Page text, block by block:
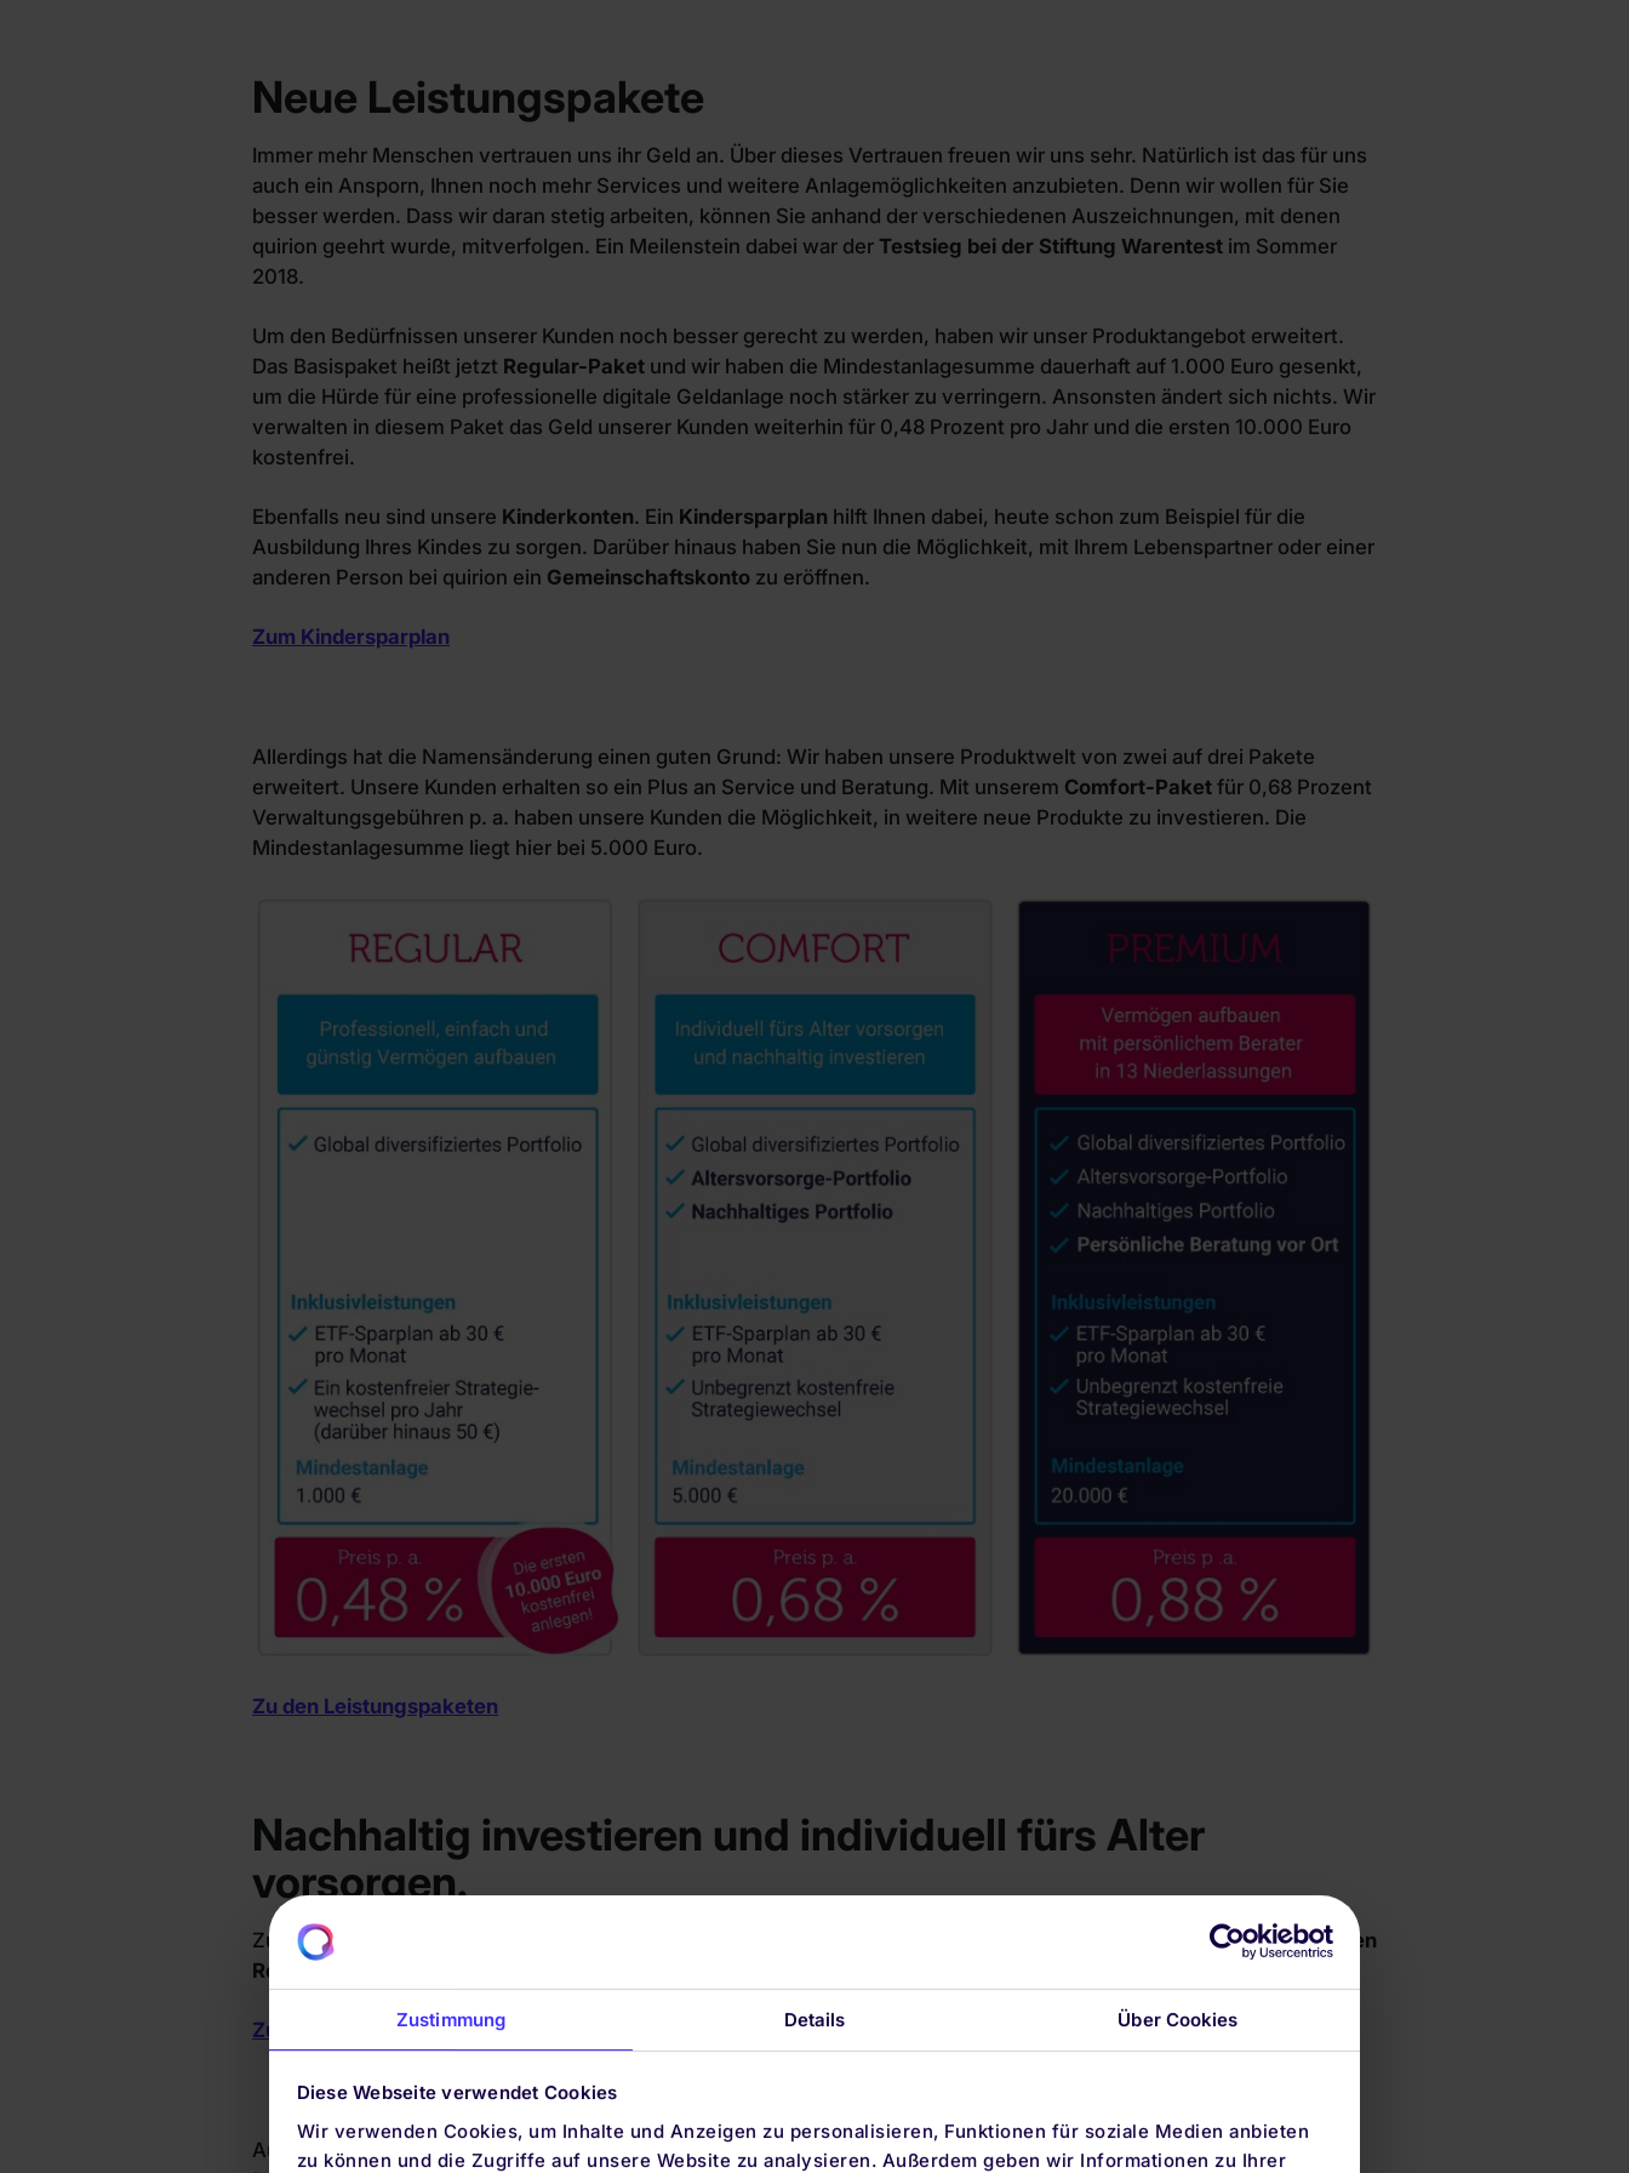
Zustimmung Details Über Cookies
Diese Webseite verwendet Cookies
Wir verwenden Cookies, um Inhalte und Anzeigen zu personalisieren, Funktionen für soziale Medien anbieten
zu können und die Zugriffe auf unsere Website zu analysieren. Außerdem geben wir Informationen zu Ihrer
Neue Leistungspakete
Immer mehr Menschen vertrauen uns ihr Geld an. Über dieses Vertrauen freuen wir uns sehr. Natürlich ist das für uns
auch ein Ansporn, Ihnen noch mehr Services und weitere Anlagemöglichkeiten anzubieten. Denn wir wollen für Sie
besser werden. Dass wir daran stetig arbeiten, können Sie anhand der verschiedenen Auszeichnungen, mit denen
quirion geehrt wurde, mitverfolgen. Ein Meilenstein dabei war der Testsieg bei der Stiftung Warentest im Sommer
2018.
Um den Bedürfnissen unserer Kunden noch besser gerecht zu werden, haben wir unser Produktangebot erweitert.
Das Basispaket heißt jetzt Regular-Paket und wir haben die Mindestanlagesumme dauerhaft auf 1.000 Euro gesenkt,
um die Hürde für eine professionelle digitale Geldanlage noch stärker zu verringern. Ansonsten ändert sich nichts. Wir
verwalten in diesem Paket das Geld unserer Kunden weiterhin für 0,48 Prozent pro Jahr und die ersten 10.000 Euro
kostenfrei.
Ebenfalls neu sind unsere Kinderkonten. Ein Kindersparplan hilft Ihnen dabei, heute schon zum Beispiel für die
Ausbildung Ihres Kindes zu sorgen. Darüber hinaus haben Sie nun die Möglichkeit, mit Ihrem Lebenspartner oder einer
anderen Person bei quirion ein Gemeinschaftskonto zu eröffnen.
Zum Kindersparplan
Allerdings hat die Namensänderung einen guten Grund: Wir haben unsere Produktwelt von zwei auf drei Pakete
erweitert. Unsere Kunden erhalten so ein Plus an Service und Beratung. Mit unserem Comfort-Paket für 0,68 Prozent
Verwaltungsgebühren p. a. haben unsere Kunden die Möglichkeit, in weitere neue Produkte zu investieren. Die
Mindestanlagesumme liegt hier bei 5.000 Euro.
Zu den Leistungspaketen
Nachhaltig investieren und individuell fürs Alter
vorsorgen.
Zum Beispiel bieten wir nun auch an, die das Thema nachhaltige Geldanlage mitbesten
Renditechancen
Zur nachhaltigen Geldanlage
Auch neu bei uns ist ein Produkt, dass speziell auf die Bedürfnisse IhrerAltersvorsorgezugeschnitten ist – dieses